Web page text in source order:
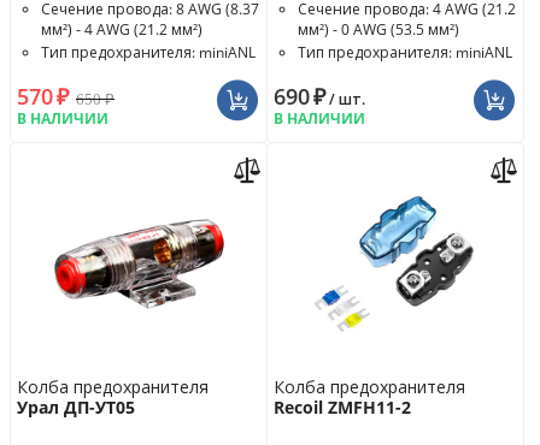
Сечение провода: 8 AWG (8.37
мм²) - 4 AWG (21.2 мм²)
Тип предохранителя: miniANL
570₽ 650₽
В НАЛИЧИИ
Сечение провода: 4 AWG (21.2
мм²) - 0 AWG (53.5 мм²)
Тип предохранителя: miniANL
Номинал предохранителя: 80
A
690₽/ шт.
В НАЛИЧИИ
Колба предохранителя
Урал ДП-УТ05
Колба предохранителя
Recoil ZMFH11-2